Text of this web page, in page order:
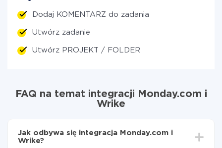
Dodaj KOMENTARZ do zadania
Utwórz zadanie
Utwórz PROJEKT / FOLDER
FAQ na temat integracji Monday.com i
Wrike
Jak odbywa się integracja Monday.com i
Wrike?